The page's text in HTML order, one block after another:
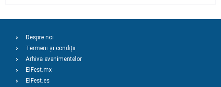
Despre noi
Termeni și condiții
Arhiva evenimentelor
ElFest.mx
ElFest.es